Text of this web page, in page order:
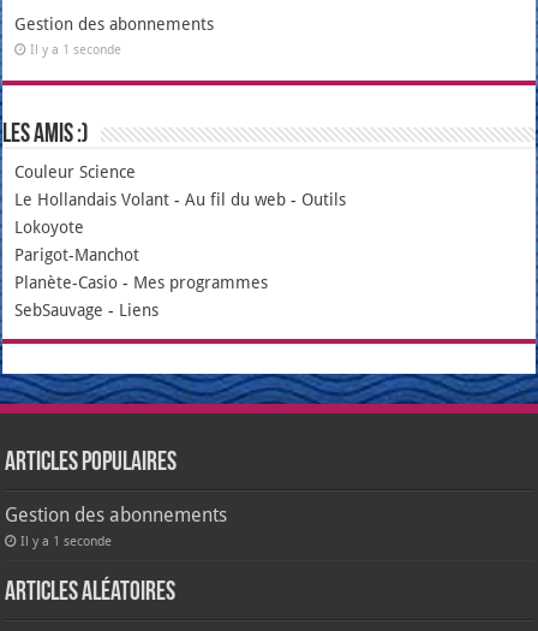
Gestion des abonnements
Il y a 1 seconde
Les amis :)
Couleur Science
Le Hollandais Volant -Au fil du web - Outils
Lokoyote
Parigot-Manchot
Planète-Casio - Mes programmes
SebSauvage - Liens
Articles populaires
Gestion des abonnements
Il y a 1 seconde
Articles aléatoires